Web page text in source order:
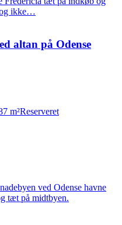
og ikke…
altan på Odense
Reserveret
ved Odense havne
tæt på midtbyen.